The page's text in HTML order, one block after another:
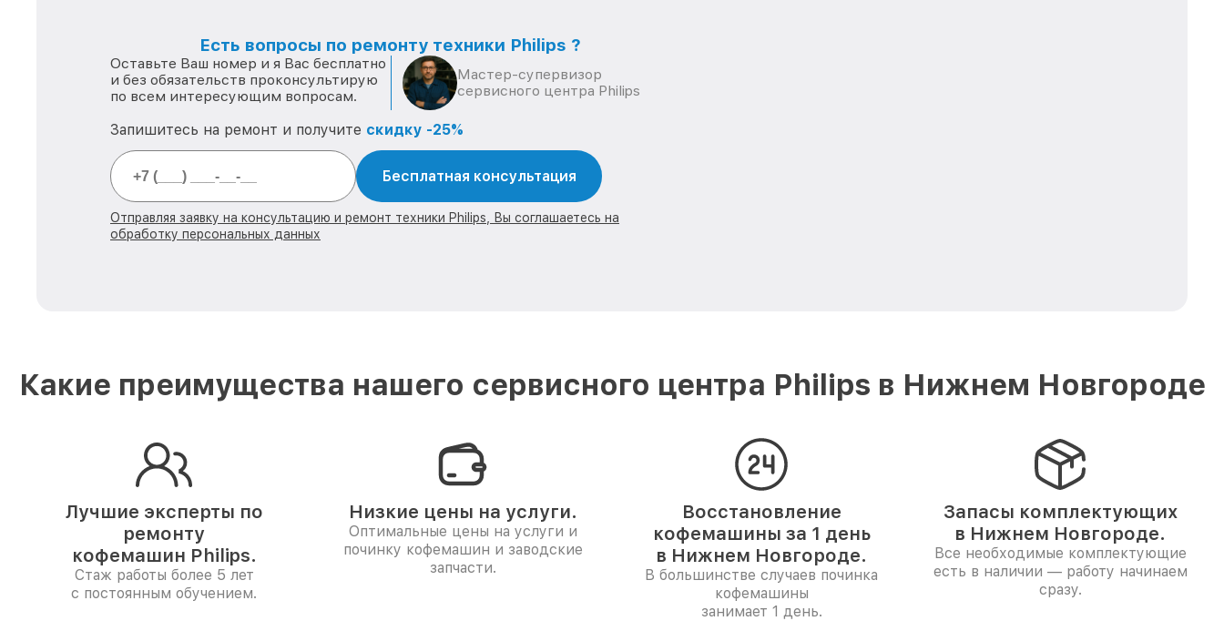
Есть вопросы по ремонту техники Philips ?
Оставьте Ваш номер и я Вас бесплатно
и без обязательств проконсультирую
по всем интересующим вопросам.
Мастер-супервизор
сервисного центра Philips
Запишитесь на ремонт и получите скидку -25%
Бесплатная консультация
Отправляя заявку на консультацию и ремонт техники Philips, Вы соглашаетесь на
обработку персональных данных
Какие преимущества нашего сервисного центра Philips в Нижнем Новгороде
Лучшие эксперты по
ремонту
кофемашин Philips.
Стаж работы более 5 лет
с постоянным обучением.
Низкие цены на услуги.
Оптимальные цены на услуги и
починку кофемашин и заводские
запчасти.
Восстановление
кофемашины за 1 день
в Нижнем Новгороде.
В большинстве случаев починка
кофемашины
занимает 1 день.
Запасы комплектующих
в Нижнем Новгороде.
Все необходимые комплектующие
есть в наличии — работу начинаем
сразу.